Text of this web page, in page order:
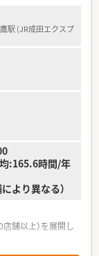
持ちを理解し汲
す。
日115日。5日連
で10日以上！残業
薬局長やエリア
ており、ご経験を
駅 (JR成田エクスプ
:165.6時間/年
より異なる）
舗以上）を展開し